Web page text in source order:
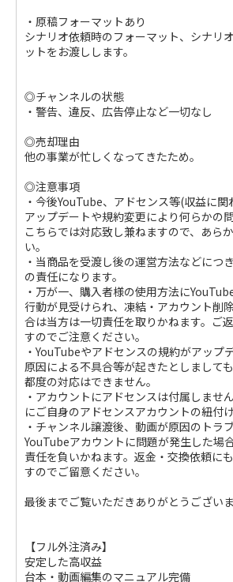
・原稿フォーマットあり
シナリオ依頼時のフォーマット、シナリ
ットをお渡しします。
◎チャンネルの状態
・警告、違反、広告停止など一切なし
◎売却理由
他の事業が忙しくなってきたため。
◎注意事項
・今後YouTube、アドセンス等(収益に
アップデートや規約変更により何らかの
こちらでは対応致し兼ねますので、あら
い。
・当商品を受渡し後の運営方法などにつ
の責任になります。
・万が一、購入者様の使用方法に
行動が見受けられ、凍結・アカウント削
合は当方は一切責任を取りかねます。ご
すのでご注意ください。
・YouTubeやアドセンスの規約がアップ
原因による不具合等が起きたとしまして
都度の対応はできません。
・アカウントにアドセンスは付属しませ
にご自身のアドセンスアカウントの紐付け
・チャンネル譲渡後、動画が原因のトラ
YouTubeアカウントに問題が発生した場
責任を負いかねます。返金・交換依頼に
すのでご留意ください。
最後までご覧いただきありがとうござい
【フル外注済み】
安定した高収益
台本・動画編集のマニュアル完備